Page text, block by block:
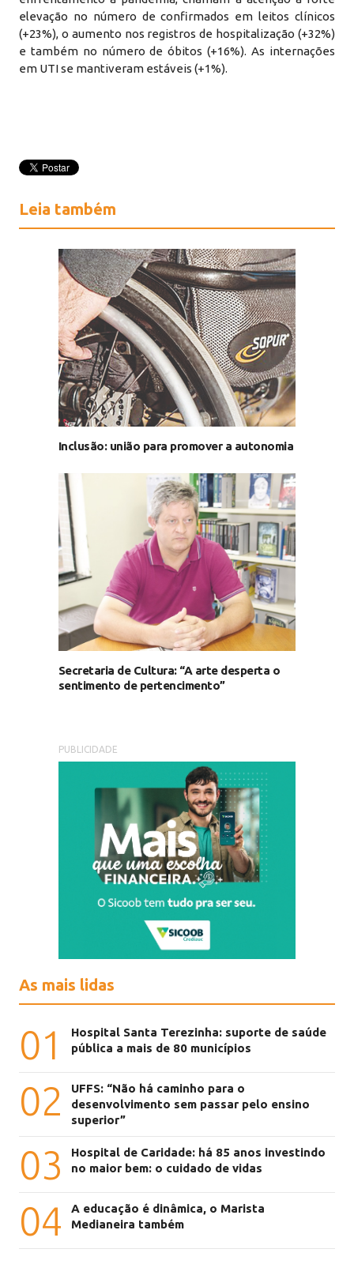
elevação no número de confirmados em leitos clínicos
(+23%), o aumento nos registros de hospitalização (+32%)
e também no número de óbitos (+16%). As internações
em UTI se mantiveram estáveis (+1%).
Leia também
Inclusão: união para promover a autonomia
Secretaria de Cultura: “A arte desperta o
sentimento de pertencimento”
PUBLICIDADE
As mais lidas
01
Hospital Santa Terezinha: suporte de saúde
pública a mais de 80 municípios
02
UFFS: “Não há caminho para o
desenvolvimento sem passar pelo ensino
superior”
03
Hospital de Caridade: há 85 anos investindo
no maior bem: o cuidado de vidas
04
A educação é dinâmica, o Marista
Medianeira também